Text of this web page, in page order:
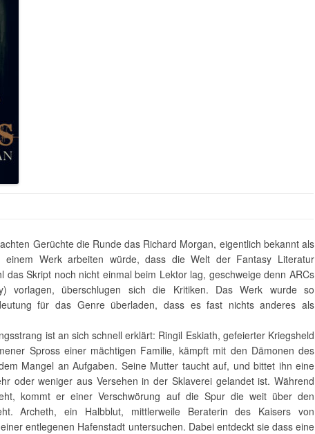
Gerüchte die Runde das Richard Morgan, eigentlich bekannt als
einem Werk arbeiten würde, dass die Welt der Fantasy Literatur
das Skript noch nicht einmal beim Lektor lag, geschweige denn ARCs
vorlagen, überschlugen sich die Kritiken. Das Werk wurde so
für das Genre überladen, dass es fast nichts anderes als
ist an sich schnell erklärt: Ringil Eskiath, gefeierter Kriegsheld
Spross einer mächtigen Familie, kämpft mit den Dämonen des
Mangel an Aufgaben. Seine Mutter taucht auf, und bittet ihn eine
oder weniger aus Versehen in der Sklaverei gelandet ist. Während
kommt er einer Verschwörung auf die Spur die weit über den
Archeth, ein Halbblut, mittlerweile Beraterin des Kaisers von
entlegenen Hafenstadt untersuchen. Dabei entdeckt sie dass eine